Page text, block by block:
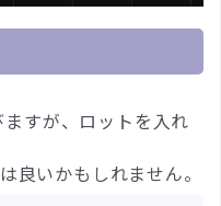
すが、ロットを入れ
良いかもしれません。